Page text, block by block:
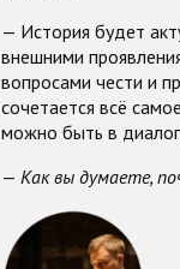
— История будет
внешними
вопросами чести и
сочетается всё
можно быть в
— Как вы думаете,